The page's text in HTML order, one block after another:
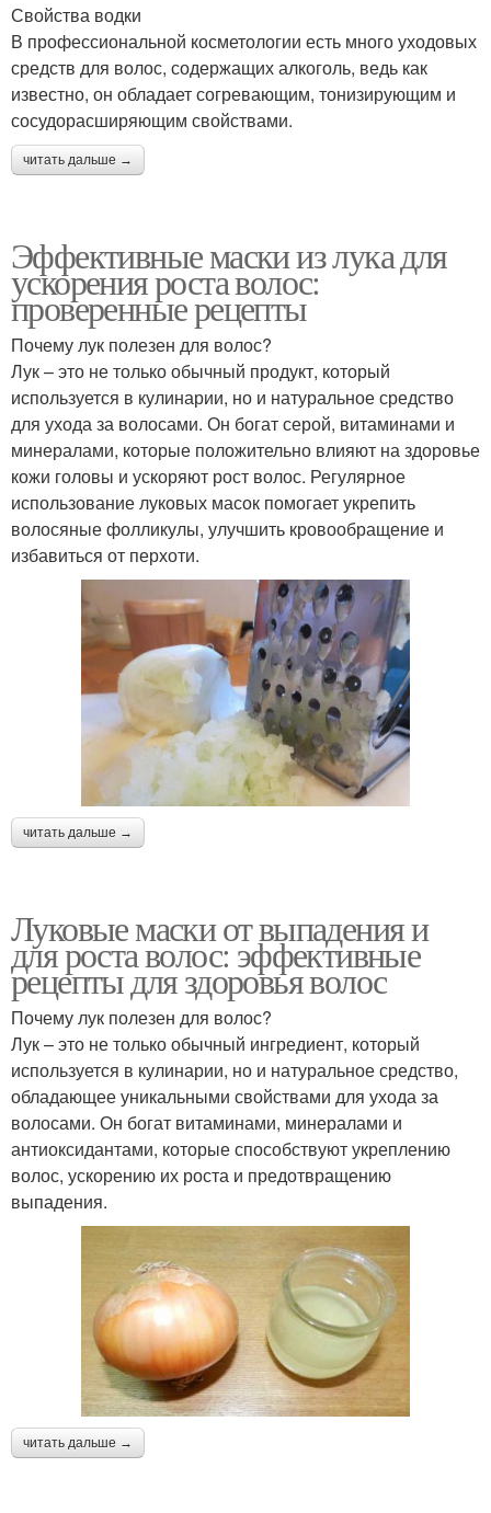
Свойства водки
В профессиональной косметологии есть много уходовых
средств для волос, содержащих алкоголь, ведь как
известно, он обладает согревающим, тонизирующим и
сосудорасширяющим свойствами.
читать дальше →
Эффективные маски из лука для
ускорения роста волос:
проверенные рецепты
Почему лук полезен для волос?
Лук – это не только обычный продукт, который
используется в кулинарии, но и натуральное средство
для ухода за волосами. Он богат серой, витаминами и
минералами, которые положительно влияют на здоровье
кожи головы и ускоряют рост волос. Регулярное
использование луковых масок помогает укрепить
волосяные фолликулы, улучшить кровообращение и
избавиться от перхоти.
читать дальше →
Луковые маски от выпадения и
для роста волос: эффективные
рецепты для здоровья волос
Почему лук полезен для волос?
Лук – это не только обычный ингредиент, который
используется в кулинарии, но и натуральное средство,
обладающее уникальными свойствами для ухода за
волосами. Он богат витаминами, минералами и
антиоксидантами, которые способствуют укреплению
волос, ускорению их роста и предотвращению
выпадения.
читать дальше →